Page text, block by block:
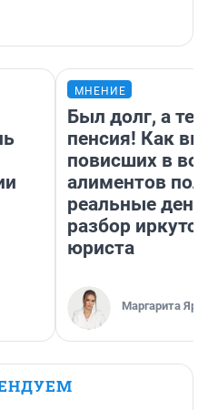
МНЕНИЕ
Был долг, а
пенсия! Как
повисших в
алиментов
реальные
разбор
юриста
Маргарита